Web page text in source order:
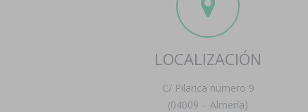
LOCALIZACIÓN
C/ Pilarica numero 9
(04009 – Almería)